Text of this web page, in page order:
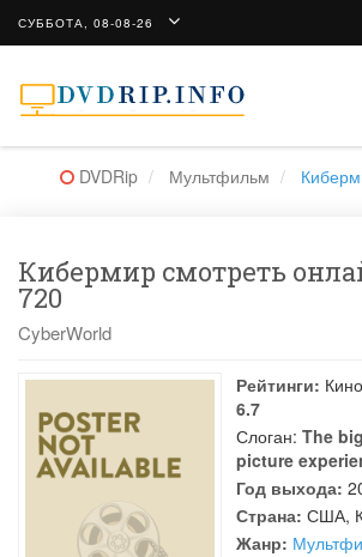
СУББОТА, 08-08-26
DVDRip Мультфильм
Кибермир смотреть
720
CyberWorld
Рейтинги:
6.7
Слоган: The
picture
Год выхода:
Страна: США,
Жанр: